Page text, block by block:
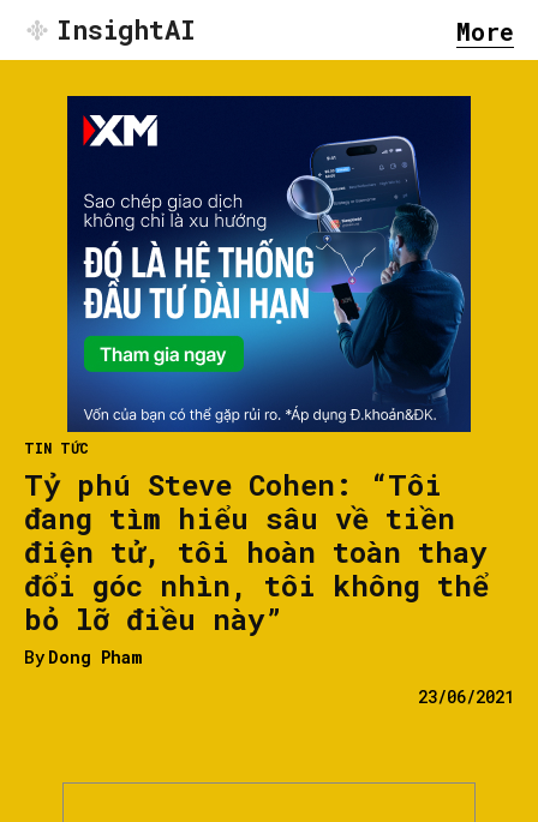
InsightAI More
TIN TỨC
Tỷ phú Steve Cohen: “Tôi
đang tìm hiểu sâu về tiền
điện tử, tôi hoàn toàn thay
đổi góc nhìn, tôi không thể
bỏ lỡ điều này”
By Dong Pham
23/06/2021